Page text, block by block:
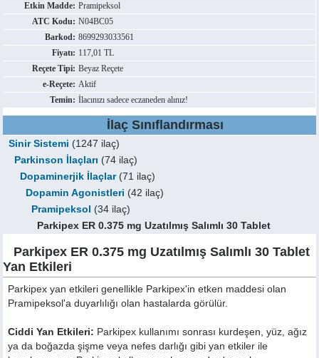
Etkin Madde: Pramipeksol
ATC Kodu: N04BC05
Barkod: 8699293033561
Fiyatı: 117,01 TL
Reçete Tipi: Beyaz Reçete
e-Reçete: Aktif
Temin: İlacınızı sadece eczaneden alınız!
İlaç Sınıflandırması
Sinir Sistemi (1247 ilaç)
Parkinson İlaçları (74 ilaç)
Dopaminerjik İlaçlar(71 ilaç)
Dopamin Agonistleri (42 ilaç)
Pramipeksol
(34 ilaç)
Parkipex ER 0.375 mg Uzatılmış Salımlı 30 Tablet
Parkipex ER 0.375 mg Uzatılmış Salımlı 30 Tablet
Yan Etkileri
Parkipex yan etkileri genellikle Parkipex'in etken maddesi olan
Pramipeksol'a duyarlılığı olan hastalarda görülür.
Ciddi Yan Etkileri: Parkipex kullanımı sonrası kurdeşen, yüz, ağız
ya da boğazda şişme veya nefes darlığı gibi yan etkiler ile